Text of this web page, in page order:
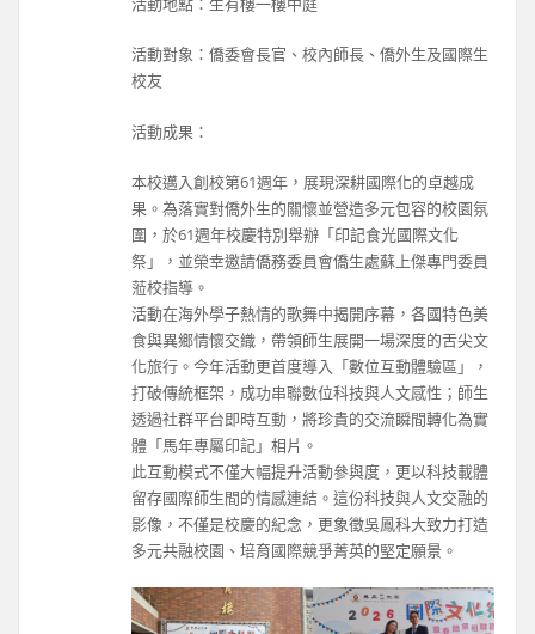
活動對象：僑委會長官、校內師長、僑外生及國際生
校友
活動成果：
本校邁入創校第61週年，展現深耕國際化的卓越成
果。為落實對僑外生的關懷並營造多元包容的校園氛
圍，於61週年校慶特別舉辦「印記食光國際文化
祭」，並榮幸邀請僑務委員會僑生處蘇上傑專門委員
蒞校指導。
活動在海外學子熱情的歌舞中揭開序幕，各國特色美
食與異鄉情懷交織，帶領師生展開一場深度的舌尖文
化旅行。今年活動更首度導入「數位互動體驗區」，
打破傳統框架，成功串聯數位科技與人文感性；師生
透過社群平台即時互動，將珍貴的交流瞬間轉化為實
體「馬年專屬印記」相片。
此互動模式不僅大幅提升活動參與度，更以科技載體
留存國際師生間的情感連結。這份科技與人文交融的
影像，不僅是校慶的紀念，更象徵吳鳳科大致力打造
多元共融校園、培育國際競爭菁英的堅定願景。